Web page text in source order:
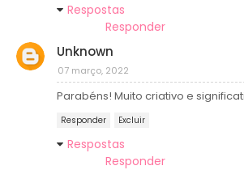
Respostas
Responder
Unknown
07 março, 2022
Parabéns! Muito criativo e
Responder Excluir
Respostas
Responder